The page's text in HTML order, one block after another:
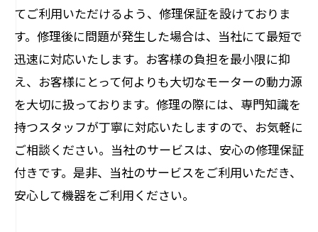
てご利用いただけるよう、修理保証を設けておりま
す。修理後に問題が発生した場合は、当社にて最短で
迅速に対応いたします。お客様の負担を最小限に抑
え、お客様にとって何よりも大切なモーターの動力源
を大切に扱っております。修理の際には、専門知識を
持つスタッフが丁寧に対応いたしますので、お気軽に
ご相談ください。当社のサービスは、安心の修理保証
付きです。是非、当社のサービスをご利用いただき、
安心して機器をご利用ください。